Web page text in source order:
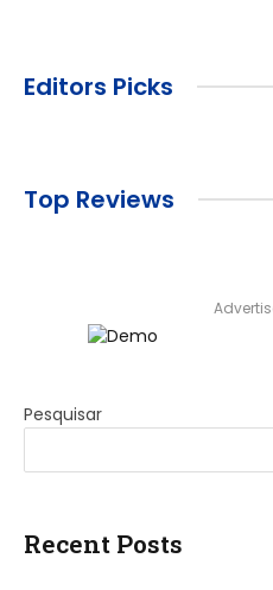
Editors Picks
Top Reviews
Pesquisar
Recent Posts